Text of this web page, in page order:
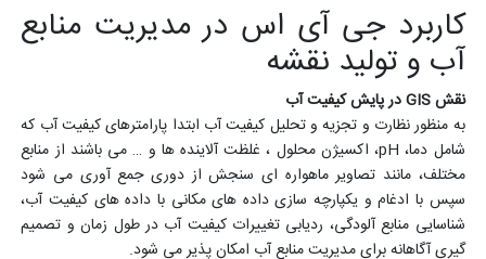
کاربرد جی آی اس در مدیریت منابع
آب و تولید نقشه
نقش GIS در پایش کیفیت آب
به منظور نظارت و تجزیه و تحلیل کیفیت آب ابتدا پارامترهای کیفیت آب که
شامل دما، pH، اکسیژن محلول ، غلظت آلاینده ها و … می باشند از منابع
مختلف، مانند تصاویر ماهواره ای سنجش از دوری جمع آوری می شود
سپس با ادغام و یکپارچه سازی داده های مکانی با داده های کیفیت آب،
شناسایی منابع آلودگی، ردیابی تغییرات کیفیت آب در طول زمان و تصمیم
گیری آگاهانه برای مدیریت منابع آب امکان پذیر می شود.